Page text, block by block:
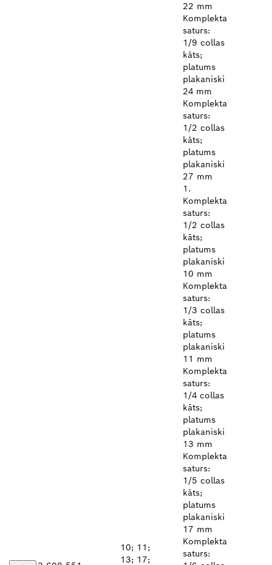
22 mm
Komplekta
saturs:
1/9 collas
kāts;
platums
plakaniski
24 mm
Komplekta
saturs:
1/2 collas
kāts;
platums
plakaniski
27 mm
10; 11;
13; 17;
1.
Komplekta
saturs:
1/2 collas
kāts;
platums
plakaniski
10 mm
Komplekta
saturs:
1/3 collas
kāts;
platums
plakaniski
11 mm
Komplekta
saturs:
1/4 collas
kāts;
platums
plakaniski
13 mm
Komplekta
saturs:
1/5 collas
kāts;
platums
plakaniski
17 mm
Komplekta
saturs: